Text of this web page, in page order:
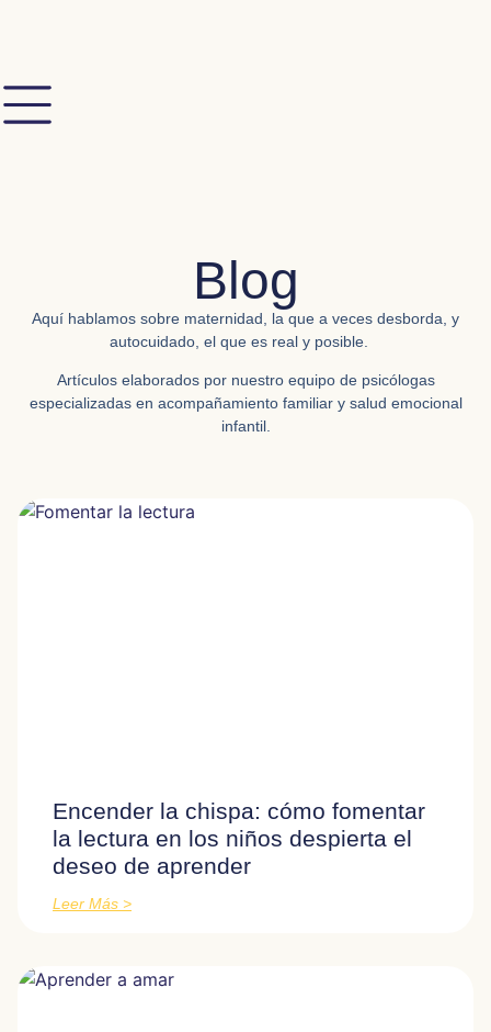
Blog
Aquí hablamos sobre maternidad, la que a veces desborda, y
autocuidado, el que es real y posible.
Artículos elaborados por nuestro equipo de psicólogas
especializadas en acompañamiento familiar y salud emocional
infantil.
Encender la chispa: cómo fomentar
la lectura en los niños despierta el
deseo de aprender
Leer Más >